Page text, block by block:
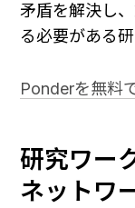
矛盾を解決し
る必要がある研
Ponderを無料
研究ワー
ネットワ